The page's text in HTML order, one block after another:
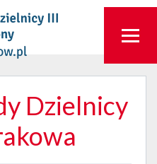
Dzielnicy